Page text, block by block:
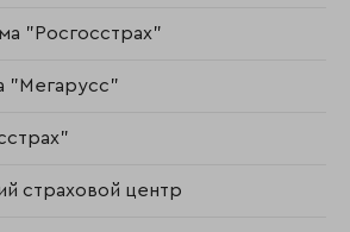
"Росгосстрах"
"Мегарусс"
страховой центр